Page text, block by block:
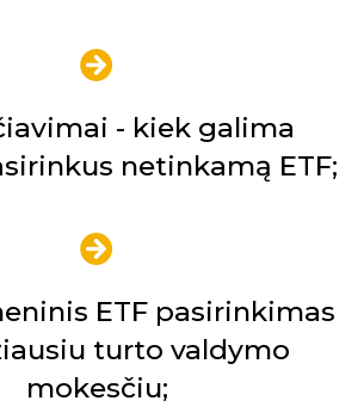
- kiek galima
netinkamą ETF;
ETF pasirinkimas
turto valdymo
mokesčiu;